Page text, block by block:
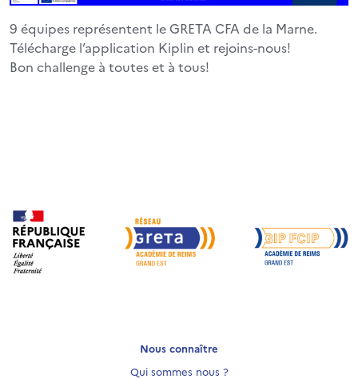
9 équipes représentent le GRETA CFA de la Marne.
Télécharge l’application Kiplin et rejoins-nous!
Bon challenge à toutes et à tous!
Nous connaître
Qui sommes nous ?